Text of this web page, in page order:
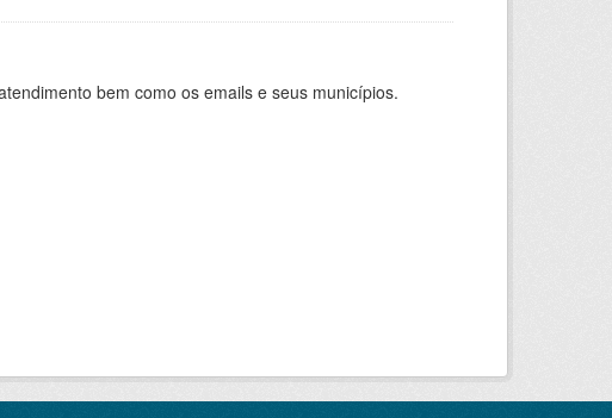
bem como os emails e seus municípios.